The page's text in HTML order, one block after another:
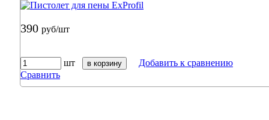
390 руб/шт
шт в корзину
Добавить к сравнению
Сравнить